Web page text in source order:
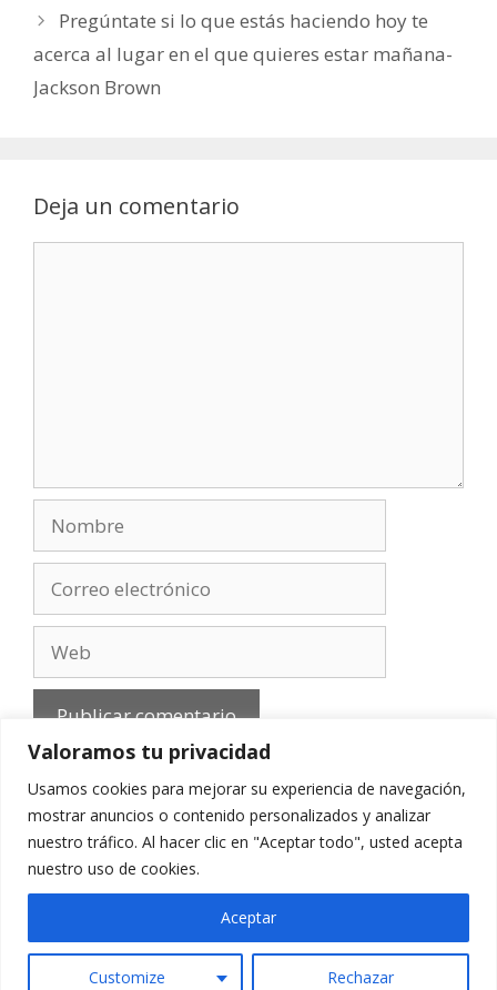
Valoramos tu privacidad
Usamos cookies para mejorar su experiencia de navegación,
mostrar anuncios o contenido personalizados y analizar
nuestro tráfico. Al hacer clic en "Aceptar todo", usted acepta
nuestro uso de cookies.
Customize Rechazar
Aceptar
Pregúntate si lo que estás haciendo hoy te
acerca al lugar en el que quieres estar mañana-
Jackson Brown
Deja un comentario
electrónico
Aviso Legal-Política de privacidad
Contacto